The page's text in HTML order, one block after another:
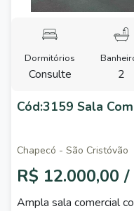
Dormitórios
Consulte 2
Cód:3159 Sala
Chapecó - São Cristóvão
R$ 12.000,00
Ampla sala comercial